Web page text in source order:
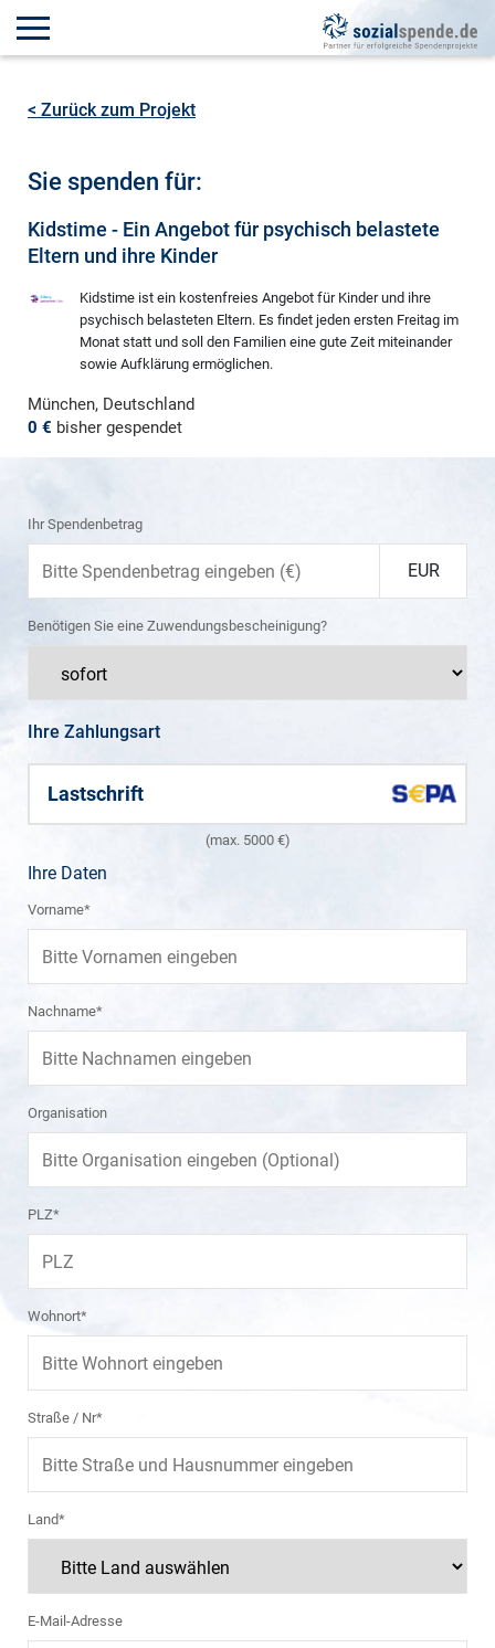
< Zurück zum Projekt
Sie spenden für:
Kidstime - Ein Angebot für psychisch belastete
Eltern und ihre Kinder
Kidstime ist ein kostenfreies Angebot für Kinder und ihre
psychisch belasteten Eltern. Es findet jeden ersten Freitag im
Monat statt und soll den Familien eine gute Zeit miteinander
sowie Aufklärung ermöglichen.
München, Deutschland
0 € bisher gespendet
Ihr Spendenbetrag
EUR
Benötigen Sie eine Zuwendungsbescheinigung?
Ihre Zahlungsart
Lastschrift
(max. 5000 €)
Ihre Daten
Vorname*
Nachname*
Organisation
PLZ*
Wohnort*
Straße / Nr*
Land*
E-Mail-Adresse